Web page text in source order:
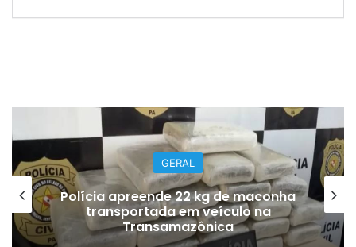
GERAL
Polícia apreende 22 kg de maconha
transportada em veículo na
Transamazônica